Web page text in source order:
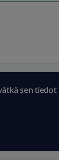
sen tiedot